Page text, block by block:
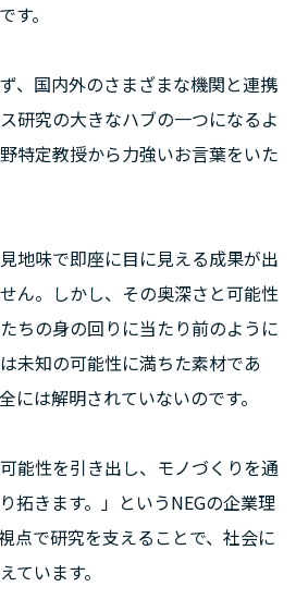
す。
、国内外のさまざまな機関と連携
研究の大きなハブの一つになるよ
特定教授から力強いお言葉をいた
地味で即座に目に見える成果が出
ん。しかし、その奥深さと可能性
ちの身の回りに当たり前のように
未知の可能性に満ちた素材であ
には解明されていないのです。
能性を引き出し、モノづくりを通
拓きます。」というNEGの企業理
点で研究を支えることで、社会に
ています。